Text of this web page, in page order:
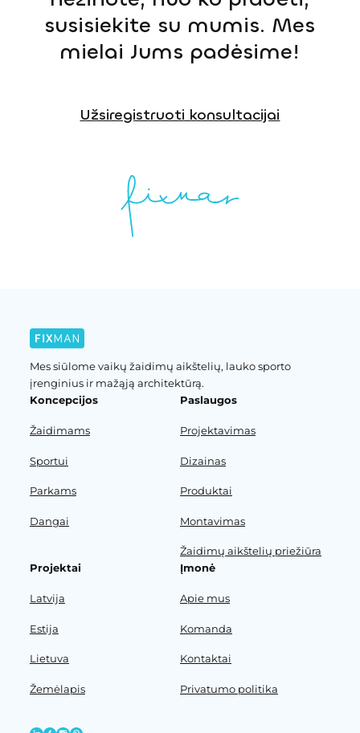
susisiekite su mumis. Mes
mielai Jums padėsime!
Užsiregistruoti konsultacijai
Mes siūlome vaikų žaidimų aikštelių, lauko sporto
įrenginius ir mažąją architektūrą.
Koncepcijos
Žaidimams
Sportui
Parkams
Dangai
Paslaugos
Projektavimas
Dizainas
Produktai
Montavimas
Žaidimų aikštelių priežiūra
Projektai
Latvija
Estija
Lietuva
Žemėlapis
Įmonė
Apie mus
Komanda
Kontaktai
Privatumo politika